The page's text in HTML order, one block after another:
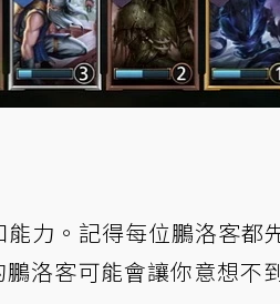
力。記得每位鵬洛客都
洛客可能會讓你意想不